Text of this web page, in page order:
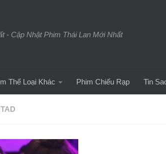
- Cập Nhật Phim Thái Lan Mới Nhất
Thể Loại Khác Phim Chiếu Rạp Tin